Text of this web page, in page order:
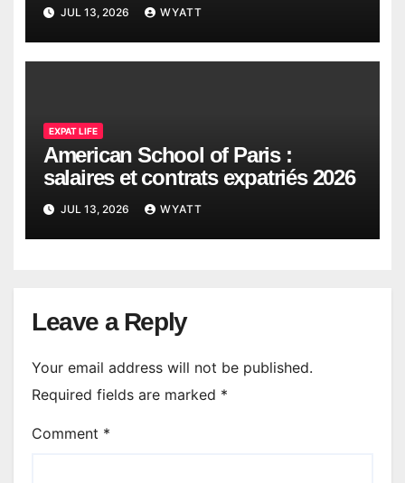
JUL 13, 2026 WYATT
EXPAT LIFE
American School of Paris :
salaires et contrats expatriés 2026
JUL 13, 2026 WYATT
Leave a Reply
Your email address will not be published.
Required fields are marked *
Comment *